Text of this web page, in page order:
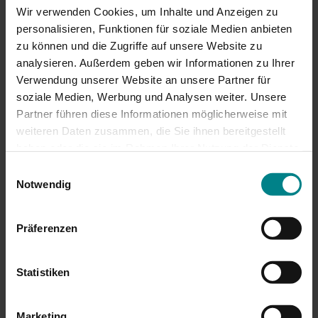
Wir verwenden Cookies, um Inhalte und Anzeigen zu
personalisieren, Funktionen für soziale Medien anbieten
zu können und die Zugriffe auf unsere Website zu
analysieren. Außerdem geben wir Informationen zu Ihrer
Verwendung unserer Website an unsere Partner für
soziale Medien, Werbung und Analysen weiter. Unsere
Partner führen diese Informationen möglicherweise mit
weiteren Daten zusammen, die Sie ihnen bereitgestellt
Zustimmungen erteilen, willigen Sie auch in die
Übermittlung personenbezogener Daten in die USA ein.
Einige Dienstleister, deren Diensten wir uns bedienen,
wie z.B. Google, haben ihren Sitz in den USA
USA besteht kein den EU-Standards vergleichbares
Notwendig
Präferenzen
Statistiken
Akkuzüge zwischen Flensburg und
dem Halt Schleibrücke Nord
Am 11. Juni 2024 fiel der offizielle Startschuss für
einen emissionsfreien Verkehr auf der
Regionalbahnlinie RE 72 zwischen Flensburg und
dem Halt Schleibrücke Nord.